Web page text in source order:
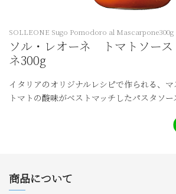
SOLLEONE Sugo Pomodoro al Mascarpone300g
ソル・レオーネ トマトソース
ネ300g
イタリアのオリジナルレシピで作られる、
トマトの酸味がベストマッチしたパスタソー
商品について